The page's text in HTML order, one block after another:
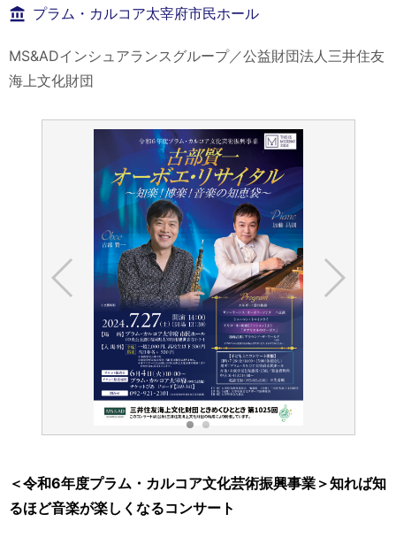
プラム・カルコア太宰府市民ホール
MS&ADインシュアランスグループ／公益財団法人三井住友
海上文化財団
＜令和6年度プラム・カルコア文化芸術振興事業＞知れば知
るほど音楽が楽しくなるコンサート